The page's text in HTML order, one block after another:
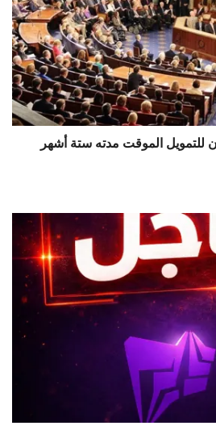
للتمويل الموقت مدته ستة أشهر